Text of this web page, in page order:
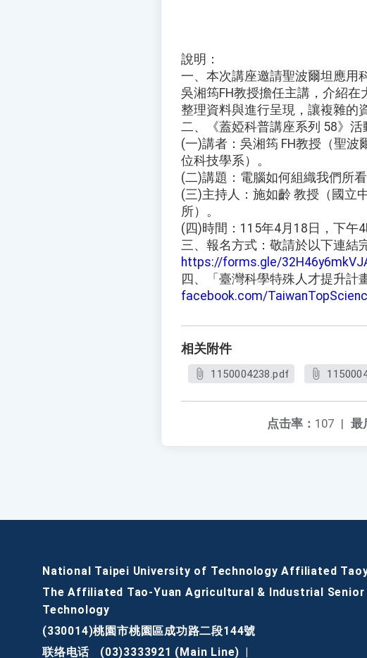
說明：
一、本次講座邀請聖波爾坦應用
吳湘筠FH教授擔任主講，介紹
整理資料與進行呈現，讓複雜的
二、《蓋婭科普講座系列 58》活
(一)講者：吳湘筠 FH教授（聖波
位科技學系）。
(二)講題：電腦如何組織我們所
(三)主持人：施如齡 教授（國立
所）。
(四)時間：115年4月18日，下午4
三、報名方式：敬請於以下連結
https://forms.gle/
四、「臺灣科學特殊人才提升計
facebook.com/
相关附件
1150004238.pdf
最
点击率： 107 |
National Taipei University of Technology Affiliated
The Affiliated Tao-Yuan Agricultural & Industrial
Technology
(330014)桃園市桃園區成功路二段144號
联络电话
(03)3333921 (Main Line)